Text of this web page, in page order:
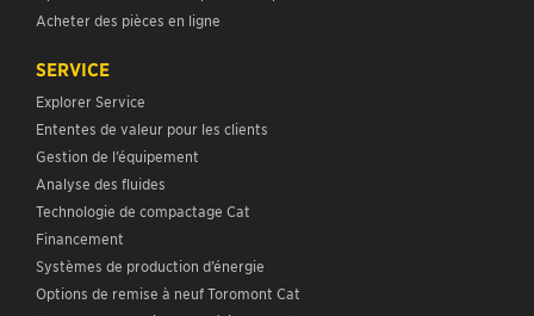
Acheter des pièces en ligne
SERVICE
Explorer Service
Ententes de valeur pour les clients
Gestion de l’équipement
Analyse des fluides
Technologie de compactage Cat
Financement
Systèmes de production d’énergie
Options de remise à neuf Toromont Cat